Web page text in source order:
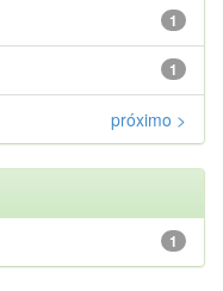
1
1
próximo >
1